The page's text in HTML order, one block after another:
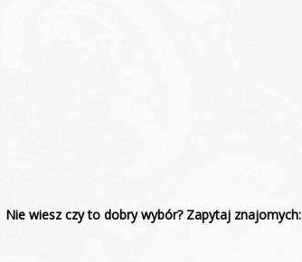
Nie wiesz czy to dobry wybór? Zapytaj znajomych: